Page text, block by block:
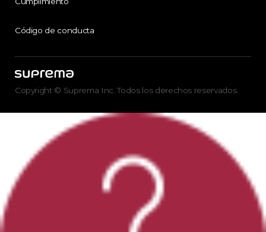
Código de conducta
Copyright © Suprema Inc. Todos los derechos reservados.